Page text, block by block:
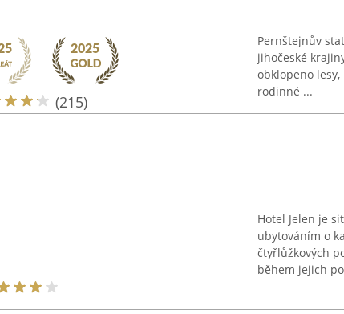
(215)
Pernštejnův
jihočeské
obklopeno
rodinné ...
Hotel Jelen je
ubytováním o
čtyřlůžkových
během jejich